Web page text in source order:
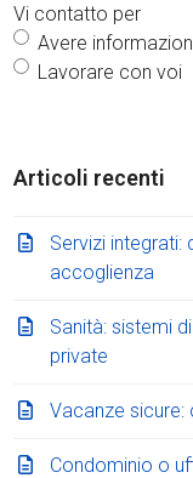
Vi contatto per
Avere
Lavorare con voi
Articoli recenti
Servizi integrati:
accoglienza
Sanità: sistemi
private
Vacanze sicure:
Condominio o